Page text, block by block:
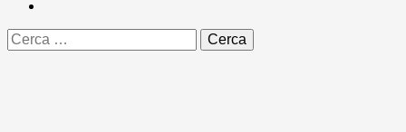
Ricerca
per: